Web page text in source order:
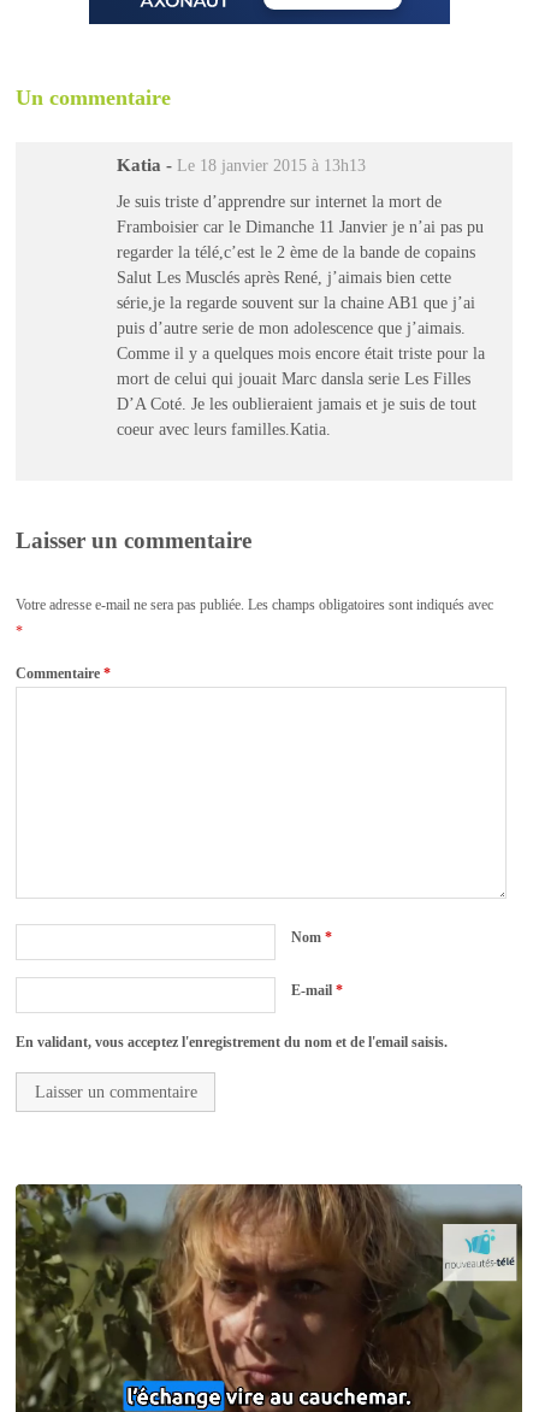
Un commentaire
Katia - Le 18 janvier 2015 à 13h13
Je suis triste d’apprendre sur internet la mort de
Framboisier car le Dimanche 11 Janvier je n’ai pas pu
regarder la télé,c’est le 2 ème de la bande de copains
Salut Les Musclés après René, j’aimais bien cette
série,je la regarde souvent sur la chaine AB1 que j’ai
puis d’autre serie de mon adolescence que j’aimais.
Comme il y a quelques mois encore était triste pour la
mort de celui qui jouait Marc dansla serie Les Filles
D’A Coté. Je les oublieraient jamais et je suis de tout
coeur avec leurs familles.Katia.
Laisser un commentaire
Votre adresse e-mail ne sera pas publiée. Les champs obligatoires sont indiqués avec
*
Commentaire*
Nom*
E-mail*
En validant, vous acceptez l'enregistrement du nom et de l'email saisis.